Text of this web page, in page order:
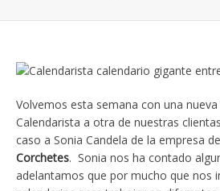
Volvemos esta semana con una
Calendarista a otra de nuestras
caso a Sonia Candela de la empresa
Corchetes. Sonia nos ha contado
adelantamos que por mucho que nos